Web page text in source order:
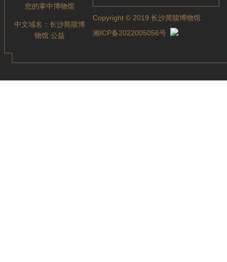
您的掌中博物馆
中文域名： 长沙简牍博
物馆.公益
Copyright © 2019 长沙简牍博物馆.
湘ICP备2022005056号